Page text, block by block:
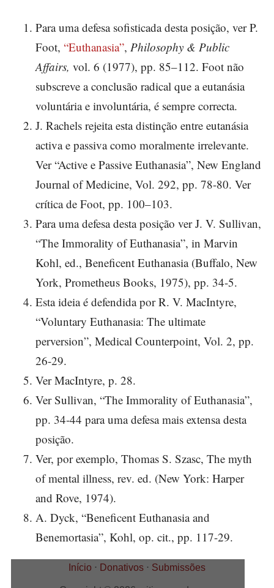
Para uma defesa sofisticada desta posição, ver P.
Foot, “Euthanasia”, Philosophy & Public
Affairs, vol. 6 (1977), pp. 85–112. Foot não
subscreve a conclusão radical que a eutanásia
voluntária e involuntária, é sempre correcta.
J. Rachels rejeita esta distinção entre eutanásia
activa e passiva como moralmente irrelevante.
Ver “Active e Passive Euthanasia”, New England
Journal of Medicine, Vol. 292, pp. 78-80. Ver
crítica de Foot, pp. 100–103.
Para uma defesa desta posição ver J. V. Sullivan,
“The Immorality of Euthanasia”, in Marvin
Kohl, ed., Beneficent Euthanasia (Buffalo, New
York, Prometheus Books, 1975), pp. 34-5.
Esta ideia é defendida por R. V. MacIntyre,
“Voluntary Euthanasia: The ultimate
perversion”, Medical Counterpoint, Vol. 2, pp.
26-29.
Ver MacIntyre, p. 28.
Ver Sullivan, “The Immorality of Euthanasia”,
pp. 34-44 para uma defesa mais extensa desta
posição.
Ver, por exemplo, Thomas S. Szasc, The myth
of mental illness, rev. ed. (New York: Harper
and Rove, 1974).
A. Dyck, “Beneficent Euthanasia and
Benemortasia”, Kohl, op. cit., pp. 117-29.
Início ⋅ Donativos ⋅ Submissões